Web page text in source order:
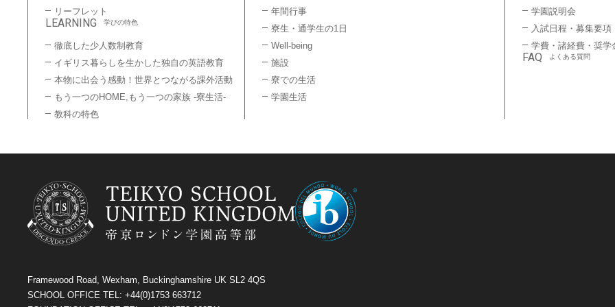
リーフレット
LEARNING 学びの特色
徹底した少人数制教育
イギリス暮らしを生かした独自の英語教育
本物に出会う感動！世界とつながる課外活動
もう一つのHOME,もう一つの家族 -寮生活-
教科の特色
年間行事
寮生・通学生の1日
Well-being
施設
寮での生活
学園生活
学園説明会
入試日程・募集要項
学費・諸経費・奨学
FAQ よくある質問
Framewood Road, Wexham, Buckinghamshire UK SL2 4QS
SCHOOL OFFICE TEL: +44(0)1753 663712